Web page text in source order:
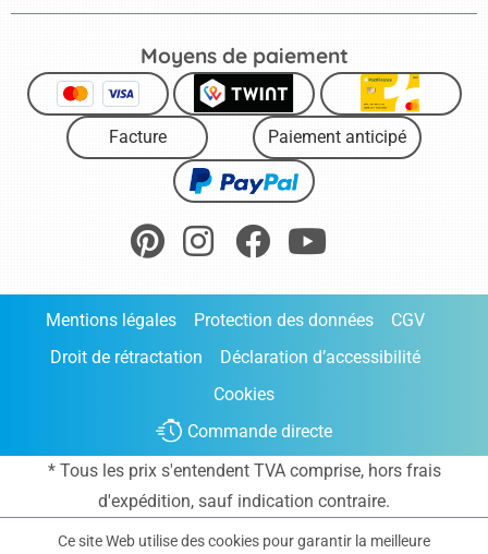
Moyens de paiement
Facture Paiement anticipé
Mentions légales Protection des données
CGV
Droit de rétractation
Déclaration d’accessibilité
Cookies
Commande directe
* Tous les prix s'entendent TVA comprise, hors frais
d'expédition, sauf indication contraire.
Ce site Web utilise des cookies pour garantir la meilleure